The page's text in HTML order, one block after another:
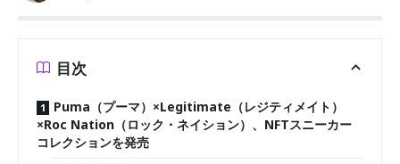
目次
Puma（プーマ）×Legitimate（レジティメイト）
×Roc Nation（ロック・ネイション）、NFTスニーカー
コレクションを発売